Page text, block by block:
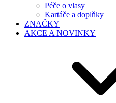
Péče o vlasy
Kartáče a doplňky
ZNAČKY
AKCE A NOVINKY